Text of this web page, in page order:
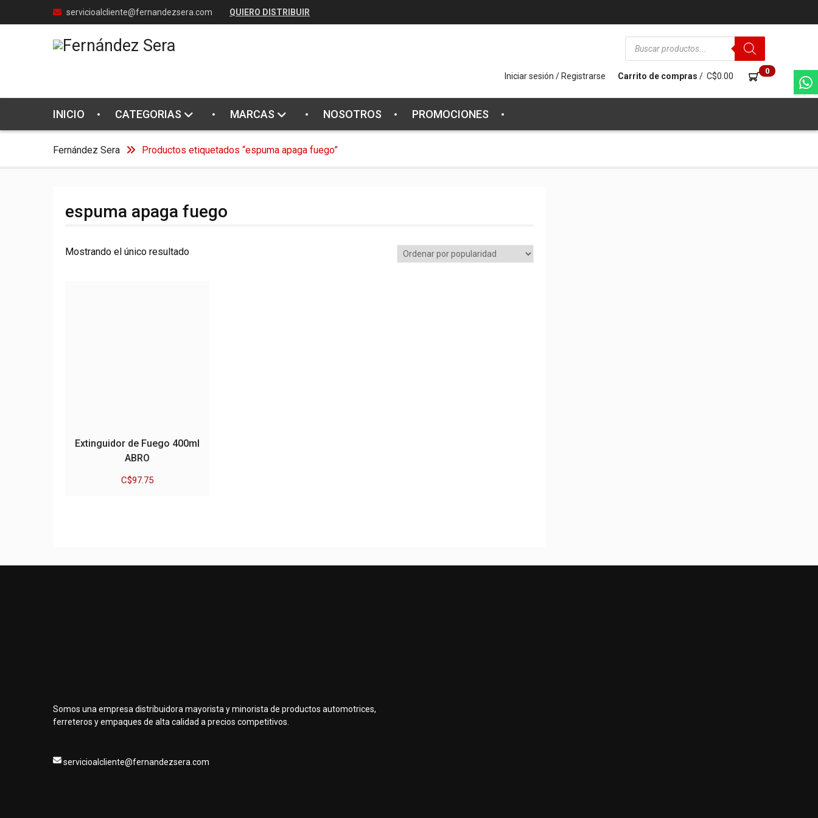
to
servicioalcliente@fernandezsera.com QUIERO DISTRIBUIR
Búsqueda
de
productos
Iniciar sesión / Registrarse Carrito de compras / C$0.00
0
INICIO CATEGORIAS MARCAS NOSOTROS PROMOCIONES
Fernández Sera Productos etiquetados “espuma apaga fuego”
espuma apaga fuego
Mostrando el único resultado
Extinguidor de Fuego 400ml
ABRO
C$97.75
Somos una empresa distribuidora mayorista y minorista de productos automotrices,
ferreteros y empaques de alta calidad a precios competitivos.
servicioalcliente@fernandezsera.com